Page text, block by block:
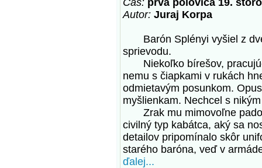
Čas: prvá polovica 19.
Autor: Juraj Korpa
Barón Splényi vyšiel z
sprievodu.
Niekoľko bírešov,
nemu s čiapkami v rukách
odmietavým posunkom.
myšlienkam. Nechcel s
Zrak mu mimovoľne padol
civilný typ kabátca, aký sa
detailov pripomínalo skôr
starého baróna, veď v
ďalej...